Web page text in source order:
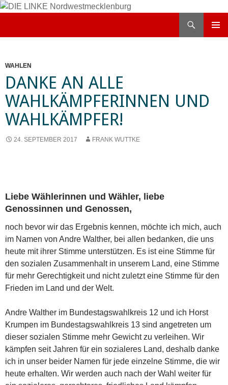
Zum
WAHLEN
DANKE AN ALLE
WAHLKÄMPFERINNEN UND
WAHLKÄMPFER!
24. SEPTEMBER 2017 FRANK WUTTKE
Liebe Wählerinnen und Wähler, liebe
Genossinnen und Genossen,
noch bevor wir das Ergebnis kennen, möchte ich mich, auch
im Namen von Andre Walther, bei allen bedanken, die uns
heute mit ihrer Stimme unterstützen. Es ist eine Stimme für
den sozialen Zusammenhalt in unserem Land, eine Stimme
für mehr Gerechtigkeit und nicht zuletzt eine Stimme für den
Frieden im Land und der Welt.
Andre Walther im Bundestagswahlkreis 12 und ich Horst
Krumpen im Bundestagswahlkreis 13 sind angetreten um
dieser sozialen Stimme mehr Gewicht zu verleihen. Wir
kämpfen seit Jahren für ein sozialeres Land, deshalb danke
ich in unser beider Namen für jede einzelne Stimme, die wir
heute erhalten. Wir werden auch nach der Wahl weiter für